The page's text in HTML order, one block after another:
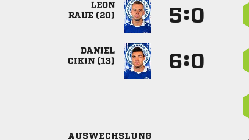

 
:

 
:
AUSWECHSLUNG